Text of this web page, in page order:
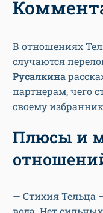
В отношениях
случаются
Русалкина
партнерам, чего
своему
Плюсы и
— Стихия Тельца